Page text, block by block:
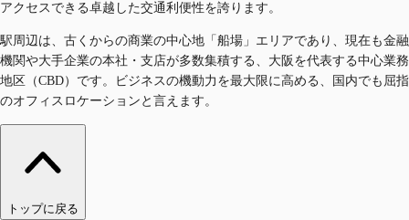
アクセスできる卓越した交通利便性を誇ります。
駅周辺は、古くからの商業の中心地「船場」エリアであり、現在も金融
機関や大手企業の本社・支店が多数集積する、大阪を代表する中心業務
地区（CBD）です。ビジネスの機動力を最大限に高める、国内でも屈指
のオフィスロケーションと言えます。
トップに戻る